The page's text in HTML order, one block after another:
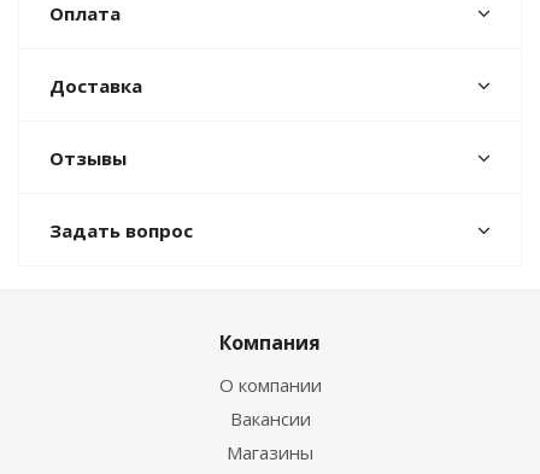
Оплата
Доставка
Отзывы
Задать вопрос
Компания
О компании
Вакансии
Магазины